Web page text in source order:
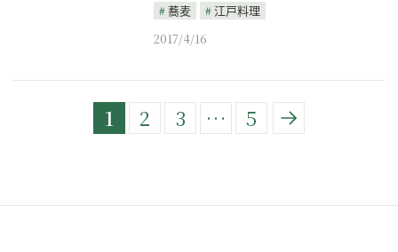
蕎麦
江戸料理
2017/4/16
1 2 3 … 5